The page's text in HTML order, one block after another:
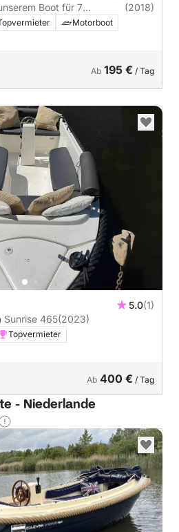
Boot für 7
(2018)
Motorboot
Ab 195 € / Tag
5.0(1)
Boot ohne Führerschein Sunrise 465(2023)
Topvermieter
Ab 400 € / Tag
- Niederlande